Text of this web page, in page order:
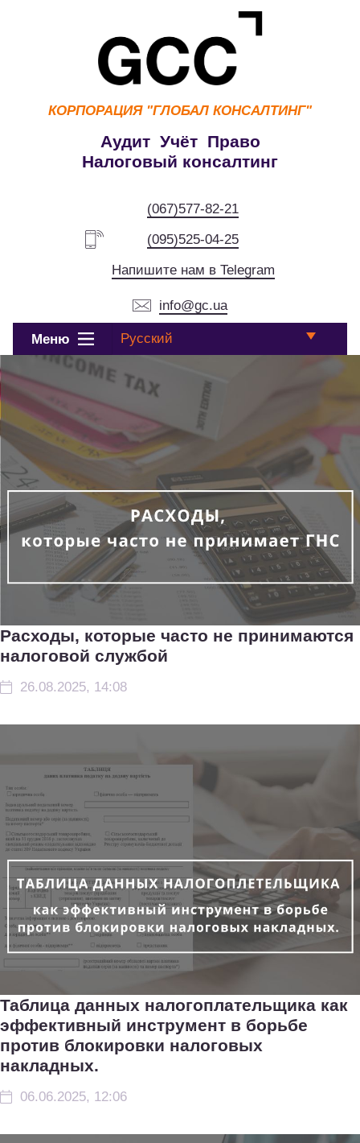
КОРПОРАЦИЯ "ГЛОБАЛ КОНСАЛТИНГ"
Аудит Учёт Право
Налоговый консалтинг
(067)577-82-21
(095)525-04-25
Напишите нам в Telegram
info@gc.ua
Меню Русский
Расходы, которые часто не принимаются
налоговой службой
26.08.2025, 14:08
Таблица данных налогоплательщика как
эффективный инструмент в борьбе
против блокировки налоговых
накладных.
06.06.2025, 12:06